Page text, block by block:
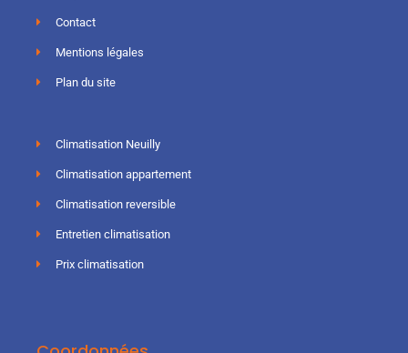
Contact
Mentions légales
Plan du site
Climatisation Neuilly
Climatisation appartement
Climatisation reversible
Entretien climatisation
Prix climatisation